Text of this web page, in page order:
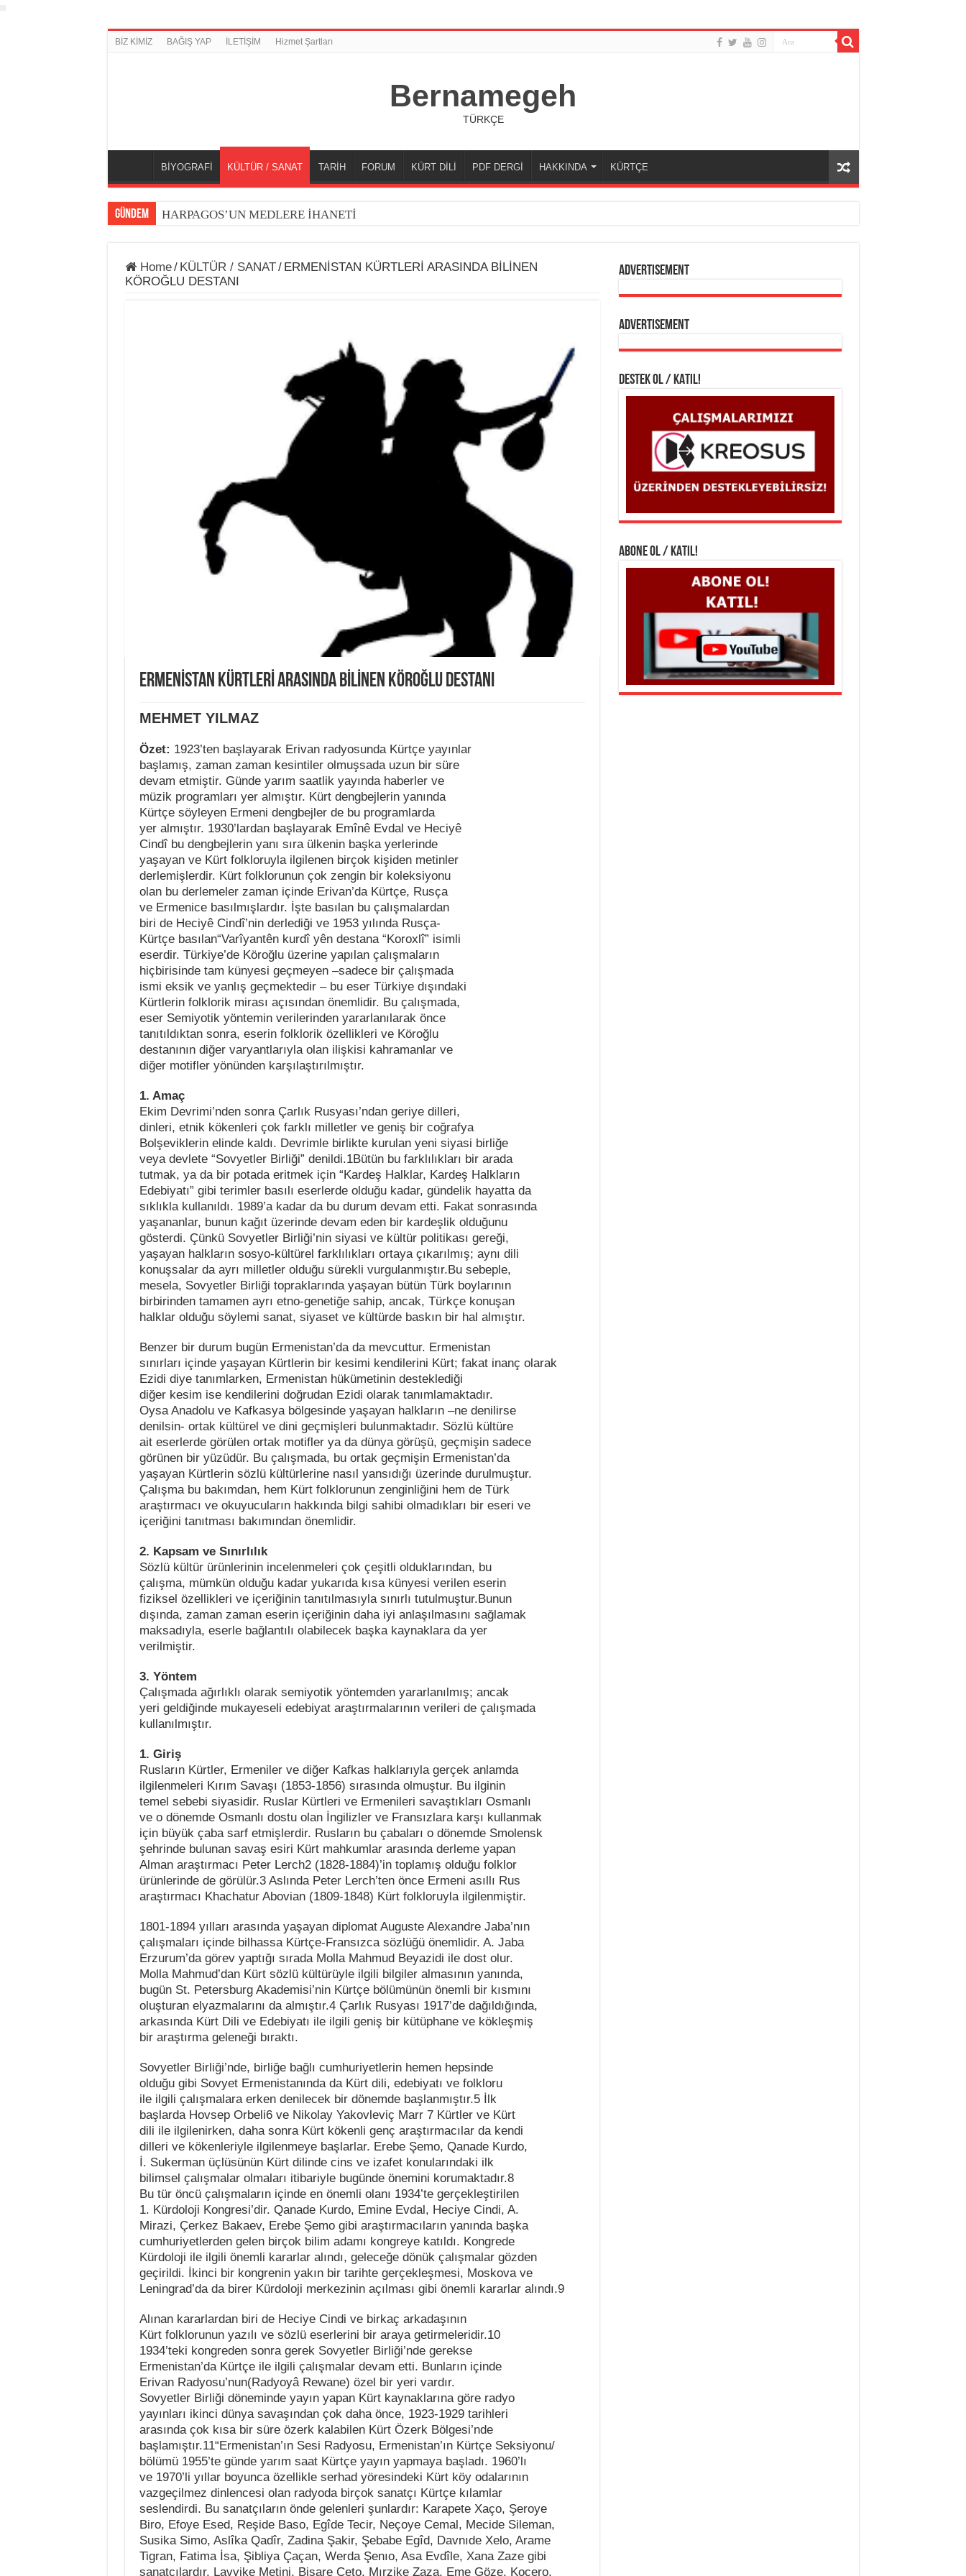
BİZ KİMİZ BAĞIŞ YAP İLETİŞİM Hizmet Şartları
Bernamegeh
TÜRKÇE
BİYOGRAFİ KÜLTÜR / SANAT TARİH FORUM KÜRT DİLİ PDF DERGİ HAKKINDA KÜRTÇE
GÜNDEM HARPAGOS’UN MEDLERE İHANETİ
Home/ KÜLTÜR / SANAT/ ERMENİSTAN KÜRTLERİ ARASINDA BİLİNEN
KÖROĞLU DESTANI
ERMENİSTAN KÜRTLERİ ARASINDA BİLİNEN KÖROĞLU DESTANI
MEHMET YILMAZ
Özet: 1923’ten başlayarak Erivan radyosunda Kürtçe yayınlar
başlamış, zaman zaman kesintiler olmuşsada uzun bir süre
devam etmiştir. Günde yarım saatlik yayında haberler ve
müzik programları yer almıştır. Kürt dengbejlerin yanında
Kürtçe söyleyen Ermeni dengbejler de bu programlarda
yer almıştır. 1930’lardan başlayarak Emînê Evdal ve Heciyê
Cindî bu dengbejlerin yanı sıra ülkenin başka yerlerinde
yaşayan ve Kürt folkloruyla ilgilenen birçok kişiden metinler
derlemişlerdir. Kürt folklorunun çok zengin bir koleksiyonu
olan bu derlemeler zaman içinde Erivan’da Kürtçe, Rusça
ve Ermenice basılmışlardır. İşte basılan bu çalışmalardan
biri de Heciyê Cindî’nin derlediği ve 1953 yılında Rusça-
Kürtçe basılan“Varîyantên kurdî yên destana “Koroxlî” isimli
eserdir. Türkiye’de Köroğlu üzerine yapılan çalışmaların
hiçbirisinde tam künyesi geçmeyen –sadece bir çalışmada
ismi eksik ve yanlış geçmektedir – bu eser Türkiye dışındaki
Kürtlerin folklorik mirası açısından önemlidir. Bu çalışmada,
eser Semiyotik yöntemin verilerinden yararlanılarak önce
tanıtıldıktan sonra, eserin folklorik özellikleri ve Köroğlu
destanının diğer varyantlarıyla olan ilişkisi kahramanlar ve
diğer motifler yönünden karşılaştırılmıştır.
1. Amaç
Ekim Devrimi’nden sonra Çarlık Rusyası’ndan geriye dilleri,
dinleri, etnik kökenleri çok farklı milletler ve geniş bir coğrafya
Bolşeviklerin elinde kaldı. Devrimle birlikte kurulan yeni siyasi birliğe
veya devlete “Sovyetler Birliği” denildi.1Bütün bu farklılıkları bir arada
tutmak, ya da bir potada eritmek için “Kardeş Halklar, Kardeş Halkların
Edebiyatı” gibi terimler basılı eserlerde olduğu kadar, gündelik hayatta da
sıklıkla kullanıldı. 1989’a kadar da bu durum devam etti. Fakat sonrasında
yaşananlar, bunun kağıt üzerinde devam eden bir kardeşlik olduğunu
gösterdi. Çünkü Sovyetler Birliği’nin siyasi ve kültür politikası gereği,
yaşayan halkların sosyo-kültürel farklılıkları ortaya çıkarılmış; aynı dili
konuşsalar da ayrı milletler olduğu sürekli vurgulanmıştır.Bu sebeple,
mesela, Sovyetler Birliği topraklarında yaşayan bütün Türk boylarının
birbirinden tamamen ayrı etno-genetiğe sahip, ancak, Türkçe konuşan
halklar olduğu söylemi sanat, siyaset ve kültürde baskın bir hal almıştır.
Benzer bir durum bugün Ermenistan’da da mevcuttur. Ermenistan
sınırları içinde yaşayan Kürtlerin bir kesimi kendilerini Kürt; fakat inanç olarak
Ezidi diye tanımlarken, Ermenistan hükümetinin desteklediği
diğer kesim ise kendilerini doğrudan Ezidi olarak tanımlamaktadır.
Oysa Anadolu ve Kafkasya bölgesinde yaşayan halkların –ne denilirse
denilsin- ortak kültürel ve dini geçmişleri bulunmaktadır. Sözlü kültüre
ait eserlerde görülen ortak motifler ya da dünya görüşü, geçmişin sadece
görünen bir yüzüdür. Bu çalışmada, bu ortak geçmişin Ermenistan’da
yaşayan Kürtlerin sözlü kültürlerine nasıl yansıdığı üzerinde durulmuştur.
Çalışma bu bakımdan, hem Kürt folklorunun zenginliğini hem de Türk
araştırmacı ve okuyucuların hakkında bilgi sahibi olmadıkları bir eseri ve
içeriğini tanıtması bakımından önemlidir.
2. Kapsam ve Sınırlılık
Sözlü kültür ürünlerinin incelenmeleri çok çeşitli olduklarından, bu
çalışma, mümkün olduğu kadar yukarıda kısa künyesi verilen eserin
fiziksel özellikleri ve içeriğinin tanıtılmasıyla sınırlı tutulmuştur.Bunun
dışında, zaman zaman eserin içeriğinin daha iyi anlaşılmasını sağlamak
maksadıyla, eserle bağlantılı olabilecek başka kaynaklara da yer
verilmiştir.
3. Yöntem
Çalışmada ağırlıklı olarak semiyotik yöntemden yararlanılmış; ancak
yeri geldiğinde mukayeseli edebiyat araştırmalarının verileri de çalışmada
kullanılmıştır.
1. Giriş
Rusların Kürtler, Ermeniler ve diğer Kafkas halklarıyla gerçek anlamda
ilgilenmeleri Kırım Savaşı (1853-1856) sırasında olmuştur. Bu ilginin
temel sebebi siyasidir. Ruslar Kürtleri ve Ermenileri savaştıkları Osmanlı
ve o dönemde Osmanlı dostu olan İngilizler ve Fransızlara karşı kullanmak
için büyük çaba sarf etmişlerdir. Rusların bu çabaları o dönemde Smolensk
şehrinde bulunan savaş esiri Kürt mahkumlar arasında derleme yapan
Alman araştırmacı Peter Lerch2 (1828-1884)’in toplamış olduğu folklor
ürünlerinde de görülür.3 Aslında Peter Lerch’ten önce Ermeni asıllı Rus
araştırmacı Khachatur Abovian (1809-1848) Kürt folkloruyla ilgilenmiştir.
1801-1894 yılları arasında yaşayan diplomat Auguste Alexandre Jaba’nın
çalışmaları içinde bilhassa Kürtçe-Fransızca sözlüğü önemlidir. A. Jaba
Erzurum’da görev yaptığı sırada Molla Mahmud Beyazidi ile dost olur.
Molla Mahmud’dan Kürt sözlü kültürüyle ilgili bilgiler almasının yanında,
bugün St. Petersburg Akademisi’nin Kürtçe bölümünün önemli bir kısmını
oluşturan elyazmalarını da almıştır.4 Çarlık Rusyası 1917’de dağıldığında,
arkasında Kürt Dili ve Edebiyatı ile ilgili geniş bir kütüphane ve kökleşmiş
bir araştırma geleneği bıraktı.
Sovyetler Birliği’nde, birliğe bağlı cumhuriyetlerin hemen hepsinde
olduğu gibi Sovyet Ermenistanında da Kürt dili, edebiyatı ve folkloru
ile ilgili çalışmalara erken denilecek bir dönemde başlanmıştır.5 İlk
başlarda Hovsep Orbeli6 ve Nikolay Yakovleviç Marr 7 Kürtler ve Kürt
dili ile ilgilenirken, daha sonra Kürt kökenli genç araştırmacılar da kendi
dilleri ve kökenleriyle ilgilenmeye başlarlar. Erebe Şemo, Qanade Kurdo,
İ. Sukerman üçlüsünün Kürt dilinde cins ve izafet konularındaki ilk
bilimsel çalışmalar olmaları itibariyle bugünde önemini korumaktadır.8
Bu tür öncü çalışmaların içinde en önemli olanı 1934’te gerçekleştirilen
1. Kürdoloji Kongresi’dir. Qanade Kurdo, Emine Evdal, Heciye Cindi, A.
Mirazi, Çerkez Bakaev, Erebe Şemo gibi araştırmacıların yanında başka
cumhuriyetlerden gelen birçok bilim adamı kongreye katıldı. Kongrede
Kürdoloji ile ilgili önemli kararlar alındı, geleceğe dönük çalışmalar gözden
geçirildi. İkinci bir kongrenin yakın bir tarihte gerçekleşmesi, Moskova ve
Leningrad’da da birer Kürdoloji merkezinin açılması gibi önemli kararlar alındı.9
Alınan kararlardan biri de Heciye Cindi ve birkaç arkadaşının
Kürt folklorunun yazılı ve sözlü eserlerini bir araya getirmeleridir.10
1934’teki kongreden sonra gerek Sovyetler Birliği’nde gerekse
Ermenistan’da Kürtçe ile ilgili çalışmalar devam etti. Bunların içinde
Erivan Radyosu’nun(Radyoyâ Rewane) özel bir yeri vardır.
Sovyetler Birliği döneminde yayın yapan Kürt kaynaklarına göre radyo
yayınları ikinci dünya savaşından çok daha önce, 1923-1929 tarihleri
arasında çok kısa bir süre özerk kalabilen Kürt Özerk Bölgesi’nde
başlamıştır.11“Ermenistan’ın Sesi Radyosu, Ermenistan’ın Kürtçe Seksiyonu/
bölümü 1955’te günde yarım saat Kürtçe yayın yapmaya başladı. 1960’lı
ve 1970’li yıllar boyunca özellikle serhad yöresindeki Kürt köy odalarının
vazgeçilmez dinlencesi olan radyoda birçok sanatçı Kürtçe kılamlar
seslendirdi. Bu sanatçıların önde gelenleri şunlardır: Karapete Xaço, Şeroye
Biro, Efoye Esed, Reşide Baso, Egîde Tecir, Neçoye Cemal, Mecide Sileman,
Susika Simo, Aslîka Qadîr, Zadina Şakir, Şebabe Egîd, Davnıde Xelo, Arame
Tigran, Fatima İsa, Şibliya Çaçan, Werda Şenıo, Asa Evdîle, Xana Zaze gibi
sanatçılardır. Lavvike Metini, Bişare Çeto, Mırzike Zaza, Eme Göze, Koçero,
Advertisement
Advertisement
DESTEK OL / KATIL!
ABONE OL / KATIL!